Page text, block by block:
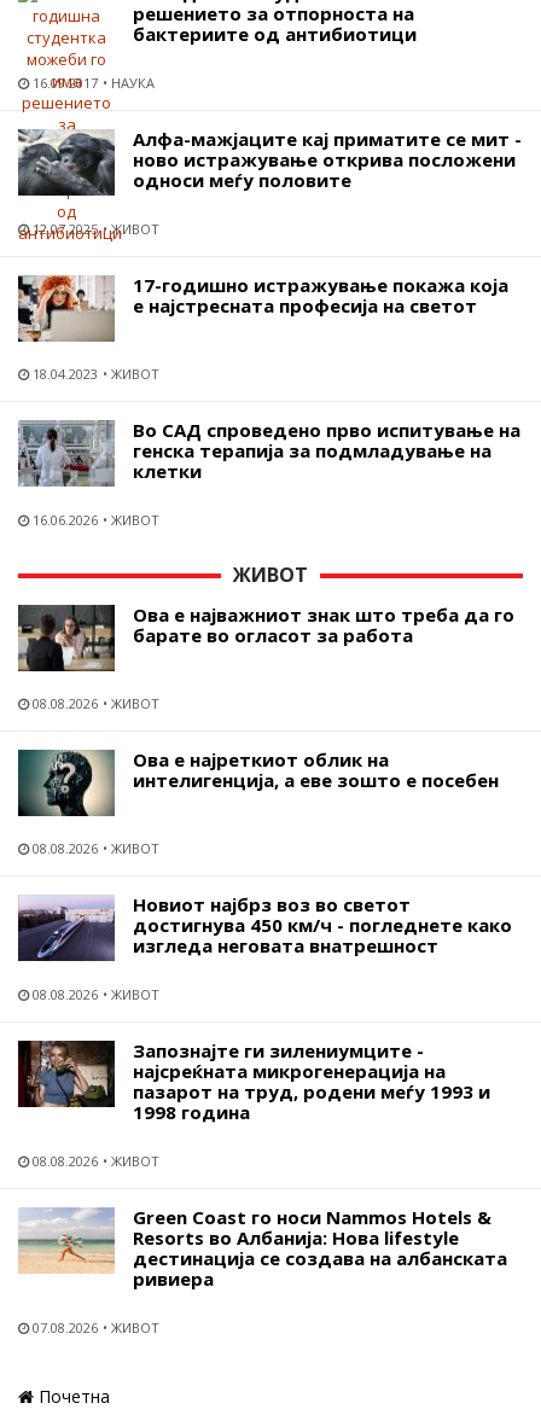
решението за отпорноста на
бактериите од антибиотици
16.09.2017 НАУКА
Алфа-мажјаците кај приматите се мит -
ново истражување открива посложени
односи меѓу половите
12.07.2025 ЖИВОТ
17-годишно истражување покажа која
е најстресната професија на светот
18.04.2023 ЖИВОТ
Во САД спроведено прво испитување на
генска терапија за подмладување на
клетки
16.06.2026 ЖИВОТ
ЖИВОТ
Ова е најважниот знак што треба да го
барате во огласот за работа
08.08.2026 ЖИВОТ
Ова е најреткиот облик на
интелигенција, а еве зошто е посебен
08.08.2026 ЖИВОТ
Новиот најбрз воз во светот
достигнува 450 км/ч - погледнете како
изгледа неговата внатрешност
08.08.2026 ЖИВОТ
Запознајте ги зилениумците -
најсреќната микрогенерација на
пазарот на труд, родени меѓу 1993 и
1998 година
08.08.2026 ЖИВОТ
Green Coast го носи Nammos Hotels &
Resorts во Албанија: Нова lifestyle
дестинација се создава на албанската
ривиера
07.08.2026 ЖИВОТ
Почетна